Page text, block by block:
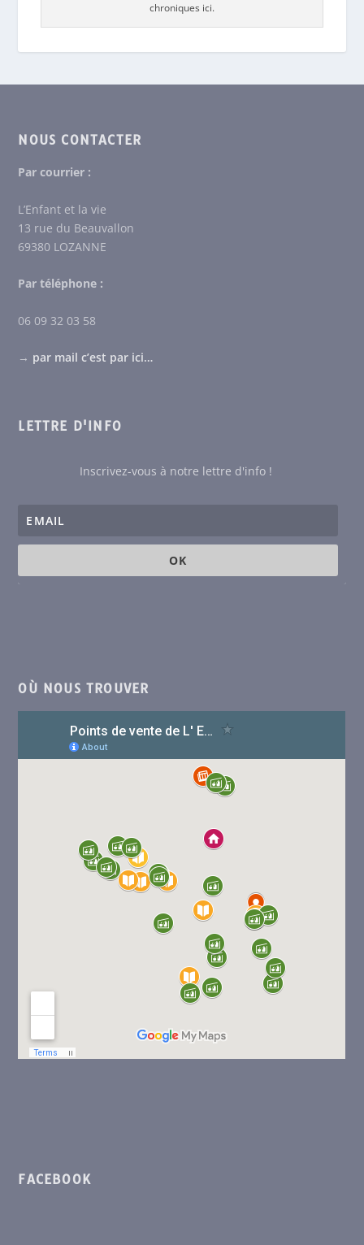
chroniques ici.
NOUS CONTACTER
Par courrier :
L’Enfant et la vie
13 rue du Beauvallon
69380 LOZANNE
Par téléphone :
06 09 32 03 58
→ par mail c’est par ici…
LETTRE D'INFO
Inscrivez-vous à notre lettre d'info !
OK
OÙ NOUS TROUVER
FACEBOOK